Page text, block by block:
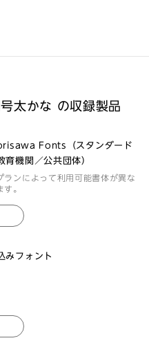
太かな の収録製品
Fonts（スタンダード
育機関／公共団体）
ランによって利用可能書体が異な
す。
みフォント